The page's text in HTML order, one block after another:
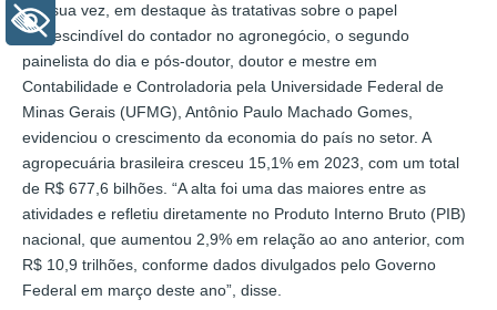
Por sua vez, em destaque às tratativas sobre o papel
imprescindível do contador no agronegócio, o segundo
painelista do dia e pós-doutor, doutor e mestre em
Contabilidade e Controladoria pela Universidade Federal de
Minas Gerais (UFMG), Antônio Paulo Machado Gomes,
evidenciou o crescimento da economia do país no setor. A
agropecuária brasileira cresceu 15,1% em 2023, com um total
de R$ 677,6 bilhões. “A alta foi uma das maiores entre as
atividades e refletiu diretamente no Produto Interno Bruto (PIB)
nacional, que aumentou 2,9% em relação ao ano anterior, com
R$ 10,9 trilhões, conforme dados divulgados pelo Governo
Federal em março deste ano”, disse.
+ Acessibilidade